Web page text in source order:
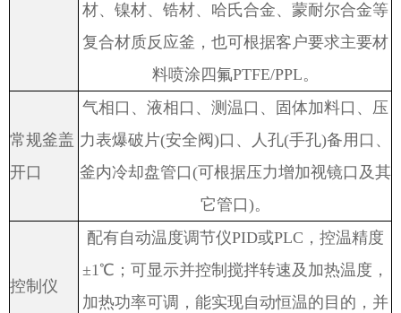
材、镍材、锆材、哈氏合金、蒙耐尔合金等
复合材质反应釜，也可根据客户要求主要材
料喷涂四氟PTFE/PPL。
常规釜盖
开口
气相口、液相口、测温口、固体加料口、压
力表爆破片(安全阀)口、人孔(手孔)备用口、
釜内冷却盘管口(可根据压力增加视镜口及其
它管口)。
控制仪
配有自动温度调节仪PID或PLC ，控温精度
±1℃；可显示并控制搅拌转速及加热温度，
加热功率可调，能实现自动恒温的目的，并